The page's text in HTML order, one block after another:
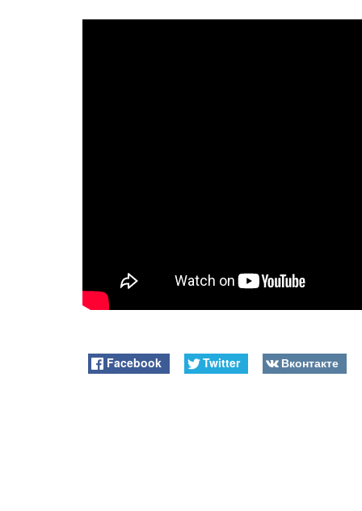
Facebook Twitter Вконтакте